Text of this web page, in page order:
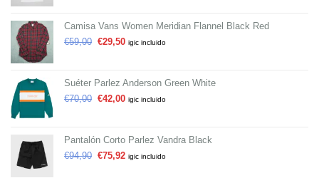
Camisa Vans Women Meridian Flannel Black Red
€59,00 €29,50 igic incluido
Suéter Parlez Anderson Green White
€70,00 €42,00 igic incluido
Pantalón Corto Parlez Vandra Black
€94,90 €75,92 igic incluido